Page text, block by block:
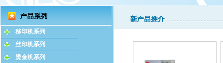
移印机系列
丝印机系列
烫金机系列